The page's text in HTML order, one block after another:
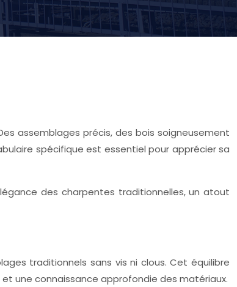
assemblages précis, des bois soigneusement
spécifique est essentiel pour apprécier sa
des charpentes traditionnelles, un atout
traditionnels sans vis ni clous. Cet équilibre
une connaissance approfondie des matériaux.